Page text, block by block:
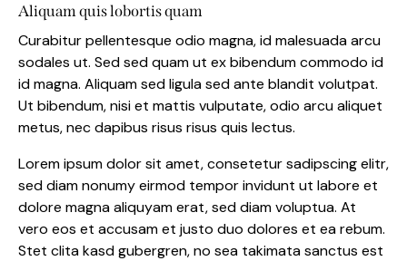
Aliquam quis lobortis quam
Curabitur pellentesque odio magna, id malesuada arcu
sodales ut. Sed sed quam ut ex bibendum commodo id
id magna. Aliquam sed ligula sed ante blandit volutpat.
Ut bibendum, nisi et mattis vulputate, odio arcu aliquet
metus, nec dapibus risus risus quis lectus.
Lorem ipsum dolor sit amet, consetetur sadipscing elitr,
sed diam nonumy eirmod tempor invidunt ut labore et
dolore magna aliquyam erat, sed diam voluptua. At
vero eos et accusam et justo duo dolores et ea rebum.
Stet clita kasd gubergren, no sea takimata sanctus est